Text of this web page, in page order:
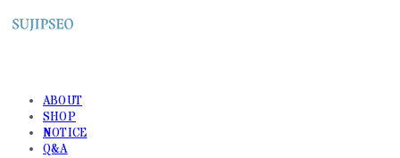
ABOUT
SHOP
NOTICE
Q&A